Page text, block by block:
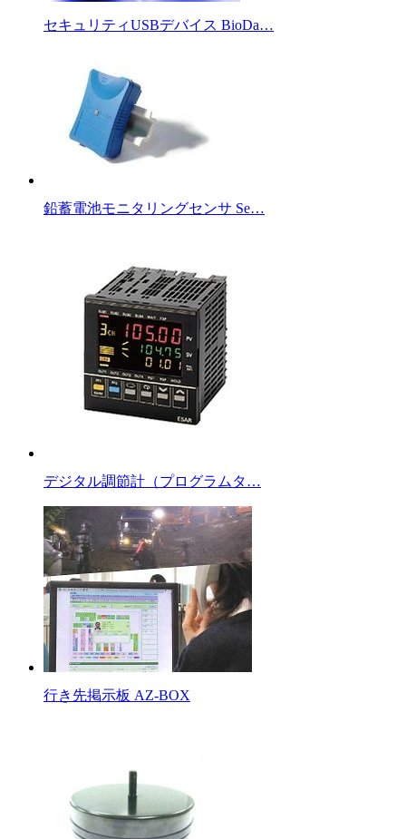
セキュリティUSBデバイス BioDa…
鉛蓄電池モニタリングセンサ Se…
デジタル調節計（プログラムタ…
行き先掲示板 AZ-BOX